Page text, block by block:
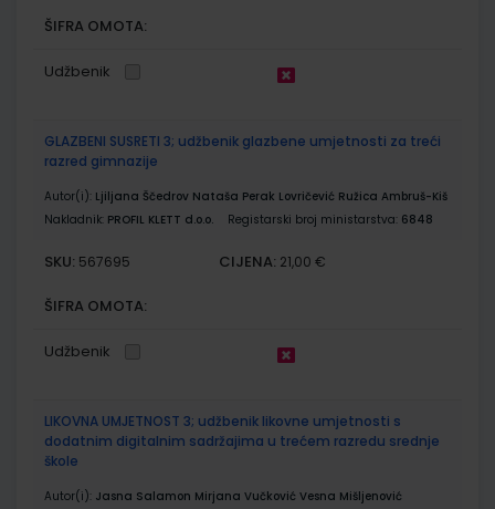
ŠIFRA OMOTA:
Udžbenik
GLAZBENI SUSRETI 3; udžbenik glazbene umjetnosti za treći
razred gimnazije
Autor(i): Ljiljana Ščedrov Nataša Perak Lovričević Ružica Ambruš-Kiš
Nakladnik: PROFIL KLETT d.o.o. Registarski broj ministarstva: 6848
SKU: 567695 CIJENA: 21,00 €
ŠIFRA OMOTA:
Udžbenik
LIKOVNA UMJETNOST 3; udžbenik likovne umjetnosti s
dodatnim digitalnim sadržajima u trećem razredu srednje
škole
Autor(i): Jasna Salamon Mirjana Vučković Vesna Mišljenović